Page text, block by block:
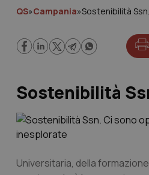
QS»Campania»Sostenibilità
Sostenibilità
Universitaria, della